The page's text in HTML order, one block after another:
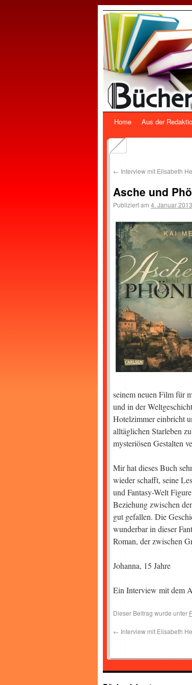
Home Aus der
← Interview mit Elisabeth
Asche und
Publiziert am 4. Januar 2013
seinem neuen Film für
und in der
Hotelzimmer einbricht
alltäglichen Starleben
mysteriösen Gestalten
Mir hat dieses Buch
wieder schafft, seine
und Fantasy-Welt
Beziehung zwischen
gut gefallen. Die
wunderbar in dieser
Roman, der zwischen
Johanna, 15 Jahre
Ein Interview mit dem
Dieser Beitrag wurde unter
← Interview mit Elisabeth